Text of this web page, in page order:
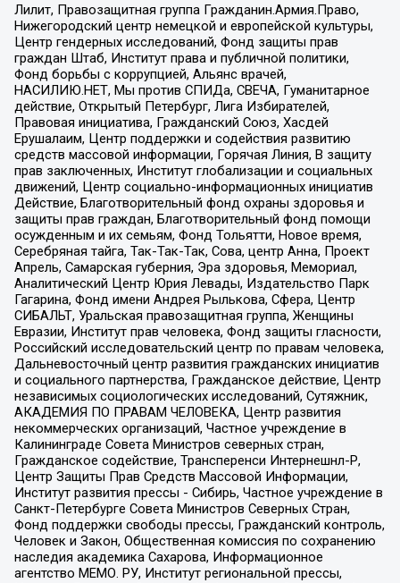
Лилит, Правозащитная группа Гражданин.Армия.Право,
Нижегородский центр немецкой и европейской культуры,
Центр гендерных исследований, Фонд защиты прав
граждан Штаб, Институт права и публичной политики,
Фонд борьбы с коррупцией, Альянс врачей,
НАСИЛИЮ.НЕТ, Мы против СПИДа, СВЕЧА, Гуманитарное
действие, Открытый Петербург, Лига Избирателей,
Правовая инициатива, Гражданский Союз, Хасдей
Ерушалаим, Центр поддержки и содействия развитию
средств массовой информации, Горячая Линия, В защиту
прав заключенных, Институт глобализации и социальных
движений, Центр социально-информационных инициатив
Действие, Благотворительный фонд охраны здоровья и
защиты прав граждан, Благотворительный фонд помощи
осужденным и их семьям, Фонд Тольятти, Новое время,
Серебряная тайга, Так-Так-Так, Сова, центр Анна, Проект
Апрель, Самарская губерния, Эра здоровья, Мемориал,
Аналитический Центр Юрия Левады, Издательство Парк
Гагарина, Фонд имени Андрея Рылькова, Сфера, Центр
СИБАЛЬТ, Уральская правозащитная группа, Женщины
Евразии, Институт прав человека, Фонд защиты гласности,
Российский исследовательский центр по правам человека,
Дальневосточный центр развития гражданских инициатив
и социального партнерства, Гражданское действие, Центр
независимых социологических исследований, Сутяжник,
АКАДЕМИЯ ПО ПРАВАМ ЧЕЛОВЕКА, Центр развития
некоммерческих организаций, Частное учреждение в
Калининграде Совета Министров северных стран,
Гражданское содействие, Трансперенси Интернешнл-Р,
Центр Защиты Прав Средств Массовой Информации,
Институт развития прессы - Сибирь, Частное учреждение в
Санкт-Петербурге Совета Министров Северных Стран,
Фонд поддержки свободы прессы, Гражданский контроль,
Человек и Закон, Общественная комиссия по сохранению
наследия академика Сахарова, Информационное
агентство МЕМО. РУ, Институт региональной прессы,